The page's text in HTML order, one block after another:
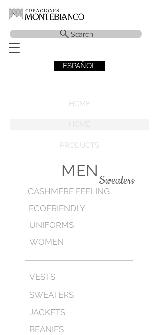
Search
ESPAÑOL
HOME
PRODUCTS
MEN
CASHMERE FEELING
ECOFRIENDLY
WOMEN
UNIFORMS
Sweaters
VESTS
SWEATERS
JACKETS
BEANIES